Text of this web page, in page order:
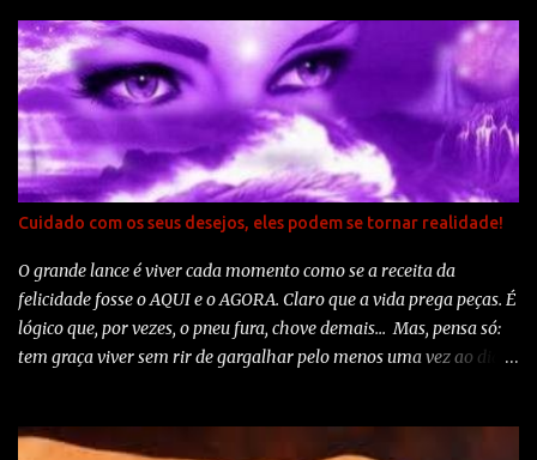
humor. A pessoa mais perigosa? A mentirosa. O sentimento pior? O
rancor. O presente mais belo? O perdão. O mais imprescindível? O
lar. A estrada mais rápida? O caminho correto. A sensação mais
grata? A paz interior. O resguardo mais eficaz? O sorriso. O melhor
remédio? O otimismo. A maior satisfação? O dever cumprido. A
força mais potente do mundo? A fé. As pessoas mais necessárias?
Os pais. A coisa mais bela de todas? O amor. Autoria: Madre Teresa
Cuidado com os seus desejos, eles podem se tornar realidade!
O grande lance é viver cada momento como se a receita da
felicidade fosse o AQUI e o AGORA. Claro que a vida prega peças. É
lógico que, por vezes, o pneu fura, chove demais... Mas, pensa só:
tem graça viver sem rir de gargalhar pelo menos uma vez ao dia?
passou foi um ano cheio. Foi cheio de coisas boas e realizações,